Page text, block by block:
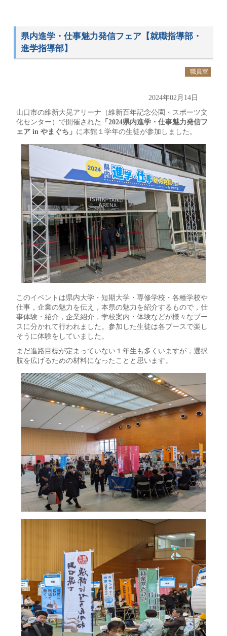
県内進学・仕事魅力発信フェア【就職指導部・
進学指導部】
職員室
2024年02月14日
山口市の維新大晃アリーナ（維新百年記念公園・スポーツ文
化センター）で開催された
「2024県内進学・仕事魅力発信フ
ェア in やまぐち」 に本館１学年の生徒が参加しました。
このイベントは県内大学・短期大学・専修学校・各種学校や
仕事，企業の魅力を伝え，本県の魅力を紹介するもので，仕
事体験・紹介，企業紹介，学校案内・体験などが様々なブー
スに分かれて行われました。参加した生徒は各ブースで楽し
そうに体験をしていました。
まだ進路目標が定まっていない１年生も多くいますが，選択
肢を広げるための材料になったことと思います。